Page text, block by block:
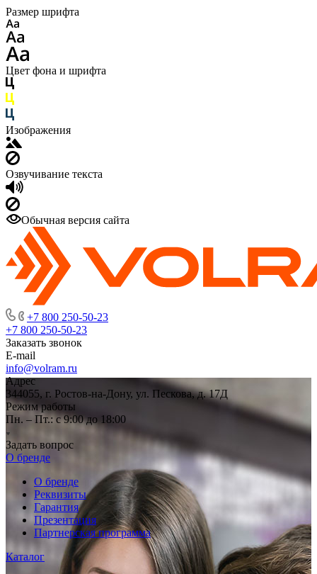
Размер шрифта
Цвет фона и шрифта
Изображения
Озвучивание текста
Обычная версия сайта
+7 800 250-50-23
+7 800 250-50-23
Заказать звонок
E-mail
info@volram.ru
Адрес
344055, г. Ростов-на-Дону, ул. Пескова, д. 17Д
Режим работы
Пн. – Пт.: с 9:00 до 18:00
Задать вопрос
О бренде
О бренде
Реквизиты
Гарантия
Презентация
Партнерская программа
Каталог